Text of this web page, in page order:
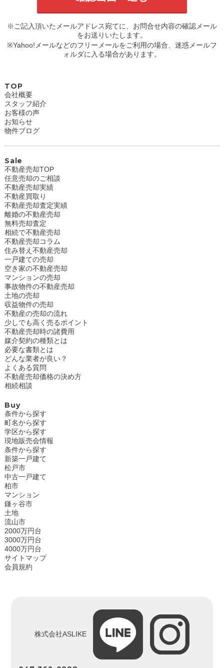
※ご記入頂いたメールアドレス宛てに、お問合せ内容の確認メール
をお送りいたします。
※Yahoo!メールなどのフリーメールをご利用の場合、迷惑メールフ
ォルダに入る場合があります。
TOP
会社概要
スタッフ紹介
お客様の声
お知らせ
物件ブログ
Sale
不動産売却TOP
任意売却のご相談
不動産売却実績
不動産買取り
不動産売却査定実績
離婚の不動産売却
無料売却査定
相続で不動産売却
不動産売却コラム
住み替え不動産売却
一戸建ての売却
空き家の不動産売却
マンションの売却
事故物件の不動産売却
土地の売却
収益物件の売却
不動産の売却の流れ
少しでも高く売るポイント
不動産売却時の諸費用
媒介契約の種類とは
必要な書類とは
どんな業者が良い？
よくある質問
不動産売却価格の決め方
相続相談
Buy
条件から探す
町名から探す
学区から探す
現地販売会情報
条件から探す
新築一戸建て
松戸市
中古一戸建て
柏市
マンション
鎌ヶ谷市
土地
流山市
2000万円台
3000万円台
4000万円台
サイトマップ
会員規約
株式会社ASLIKE